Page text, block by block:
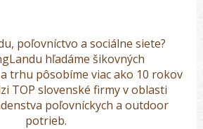
poľovníctvo a sociálne siete?
hľadáme šikovných
trhu pôsobíme viac ako 10 rokov
TOP slovenské firmy v oblasti
poľovníckych a outdoor
potrieb.